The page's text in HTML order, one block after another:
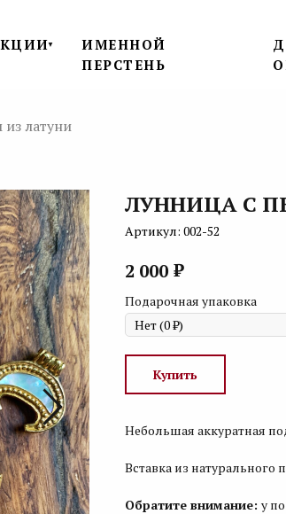
▼
ИМЕННОЙ
ПЕРСТЕНЬ
латуни
ЛУННИЦА С
Артикул: 002-52
2 000 ₽
Подарочная упаковка
Купить
Небольшая аккуратная
Вставка из натурального
Обратите внимание: у